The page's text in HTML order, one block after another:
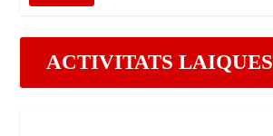
ACTIVITATS LAIQUES